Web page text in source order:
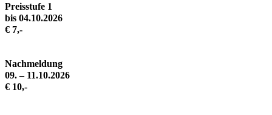
Preisstufe 1
bis 04.10.2026
€ 7,-
Nachmeldung
09. – 11.10.2026
€ 10,-